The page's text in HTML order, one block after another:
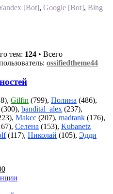
[Bot], Google [Bot], Bing
тем: 124 • Всего
ossifiedtheme44
Gilfin (799), Полина (486),
(300), bandital_alex (237),
Makcc (207), madtank (176),
Селена (153), Kubanetz
(117), Николай (105), Эдди